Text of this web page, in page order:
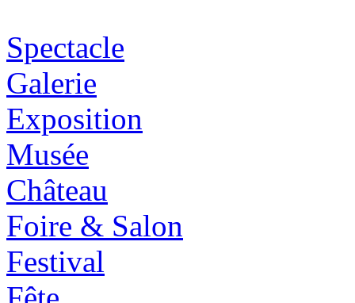
Spectacle
Galerie
Exposition
Musée
Château
Foire & Salon
Festival